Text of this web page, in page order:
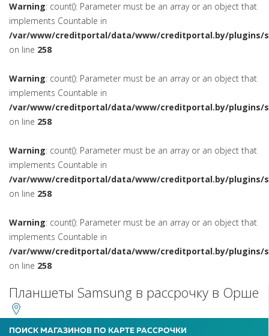
Warning: count(): Parameter must be an array or an object that
implements Countable in
/var/www/creditportal/data/www/creditportal.by/plugins/
on line 258
Warning: count(): Parameter must be an array or an object that
implements Countable in
/var/www/creditportal/data/www/creditportal.by/plugins/
on line 258
Warning: count(): Parameter must be an array or an object that
implements Countable in
/var/www/creditportal/data/www/creditportal.by/plugins/
on line 258
Warning: count(): Parameter must be an array or an object that
implements Countable in
/var/www/creditportal/data/www/creditportal.by/plugins/
on line 258
Планшеты Samsung в рассрочку в Орше
ПОИСК МАГАЗИНОВ ПО КАРТЕ РАССРОЧКИ